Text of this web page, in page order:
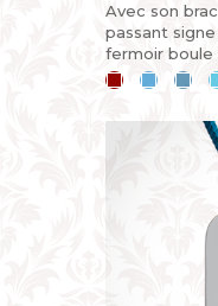
Avec son
passant
fermoir boule
ASTRO est
CeriseBleu